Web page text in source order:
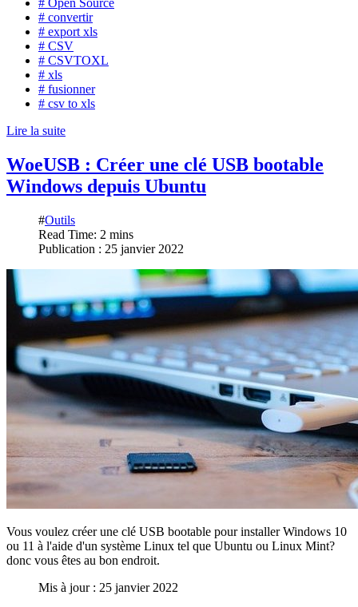
# Open Source
# convertir
# export xls
# CSV
# CSVTOXL
# xls
# fusionner
# csv to xls
Lire la suite
WoeUSB : Créer une clé USB bootable
Windows depuis Ubuntu
#Outils
Read Time: 2 mins
Publication : 25 janvier 2022
Vous voulez créer une clé USB bootable pour installer Windows 10
ou 11 à l'aide d'un système Linux tel que Ubuntu ou Linux Mint?
donc vous êtes au bon endroit.
Mis à jour : 25 janvier 2022